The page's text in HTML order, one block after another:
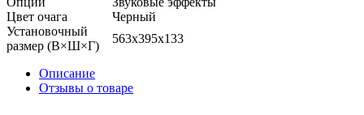
Цвет очага
Черный
Установочный
размер (В×Ш×Г)
563x395x133
Описание
Отзывы о товаре